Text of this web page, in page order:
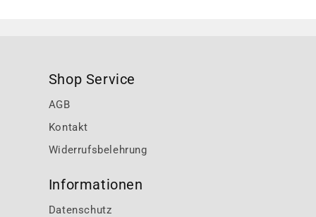
Shop Service
AGB
Kontakt
Widerrufsbelehrung
Informationen
Datenschutz